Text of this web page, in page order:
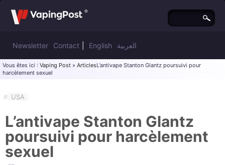
Newsletter Contact English العربية
Vous êtes ici : Vaping Post » ArticlesL’antivape Stanton Glantz poursuivi pour
harcèlement sexuel
# USA
L’antivape Stanton Glantz
poursuivi pour harcèlement
sexuel